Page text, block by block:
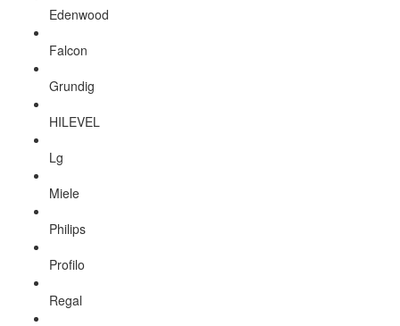
Edenwood
Falcon
Grundig
HILEVEL
Lg
Miele
Philips
Profilo
Regal